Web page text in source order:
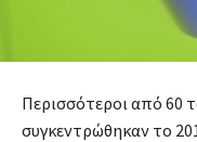
Περισσότεροι από 60
συγκεντρώθηκαν το